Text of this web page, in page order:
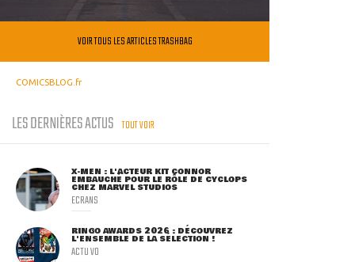
VOIR TOUS LES ARTICLES TRASHBAG
COMICSBLOG.fr
LES DERNIÈRES ACTUS TOUT VOIR
X-MEN : L'ACTEUR KIT CONNOR
EMBAUCHÉ POUR LE RÔLE DE CYCLOPS
CHEZ MARVEL STUDIOS
ECRANS
RINGO AWARDS 2026 : DÉCOUVREZ
L'ENSEMBLE DE LA SÉLECTION !
ACTU VO